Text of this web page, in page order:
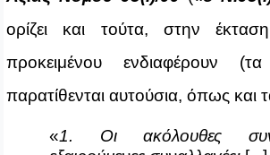
ορίζει και τούτα, στην
προκειμένου ενδιαφέρουν
παρατίθενται αυτούσια, όπως και
«1. Οι ακόλουθες